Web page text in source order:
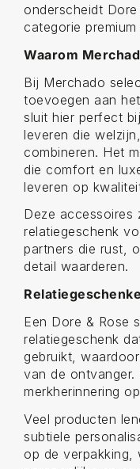
onderscheidt
categorie
Waarom
Bij Merchado
toevoegen aan
sluit hier perfect
leveren die
combineren. Het
die comfort en
leveren op
Deze accessoires
relatiegeschenk
partners die rust,
detail waarderen.
Een Dore & Rose
relatiegeschenk
gebruikt,
van de
merkherinnering
Veel producten
subtiele
op de verpakking,